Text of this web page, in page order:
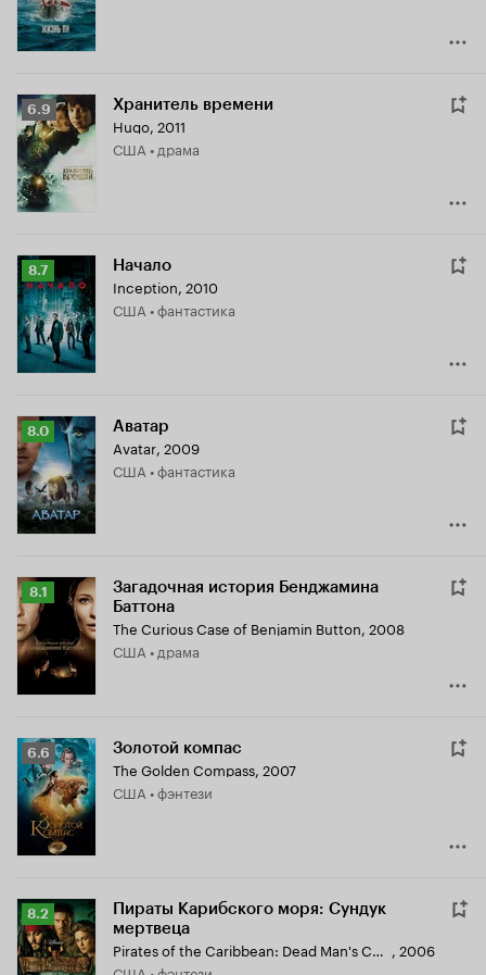
Рейтинг
Кинопоиска
6.9
6.9 Хранитель времени
Hugo, 2011
США • драма
Рейтинг
Кинопоиска
8.7
8.7 Начало
Inception, 2010
США • фантастика
Рейтинг
Кинопоиска
8.0
8.0 Аватар
Avatar, 2009
США • фантастика
Рейтинг
Кинопоиска
8.1
8.1
Загадочная история Бенджамина
Баттона
The Curious Case of Benjamin Button, 2008
США • драма
Рейтинг
Кинопоиска
6.6
6.6 Золотой компас
The Golden Compass, 2007
США • фэнтези
Рейтинг
Кинопоиска
8.2
8.2
Пираты Карибского моря: Сундук
мертвеца
Pirates of the Caribbean: Dead Man's Chest , 2006